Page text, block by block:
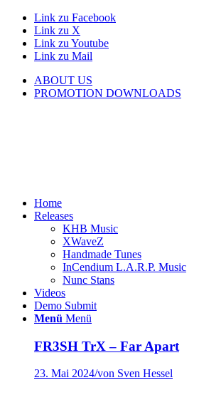
Link zu Facebook
Link zu X
Link zu Youtube
Link zu Mail
ABOUT US
PROMOTION DOWNLOADS
Home
Releases
KHB Music
XWaveZ
Handmade Tunes
InCendium L.A.R.P. Music
Nunc Stans
Videos
Demo Submit
Menü Menü
FR3SH TrX – Far Apart
23. Mai 2024/von Sven Hessel